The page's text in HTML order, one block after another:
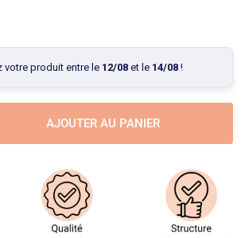
votre produit entre le 12/08et le 14/08!
AJOUTER AU PANIER